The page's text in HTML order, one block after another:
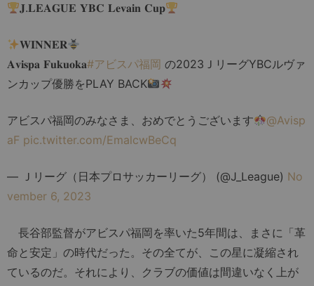
𝐉.𝐋𝐄𝐀𝐆𝐔𝐄 𝐘𝐁𝐂 𝐋𝐞𝐯𝐚𝐢𝐧 𝐂𝐮𝐩
𝐖𝐈𝐍𝐍𝐄𝐑
𝐀𝐯𝐢𝐬𝐩𝐚 𝐅𝐮𝐤𝐮𝐨𝐤𝐚#アビスパ福岡 の2023ＪリーグYBCルヴァ
ンカップ優勝をPLAY BACK
アビスパ福岡のみなさま、おめでとうございます
@Avisp
aF pic.twitter.com/EmalcwBeCq
— Ｊリーグ（日本プロサッカーリーグ） (@J_League) No
vember 6, 2023
長谷部監督がアビスパ福岡を率いた5年間は、まさに「革
命と安定」の時代だった。その全てが、この星に凝縮され
ているのだ。それにより、クラブの価値は間違いなく上が